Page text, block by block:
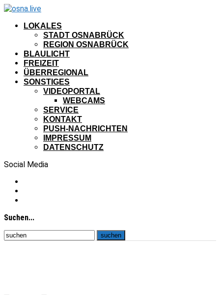
LOKALES
STADT OSNABRÜCK
REGION OSNABRÜCK
BLAULICHT
FREIZEIT
ÜBERREGIONAL
SONSTIGES
VIDEOPORTAL
WEBCAMS
SERVICE
KONTAKT
PUSH-NACHRICHTEN
IMPRESSUM
DATENSCHUTZ
Social Media
Suchen...